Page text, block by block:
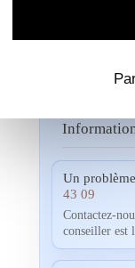
apporte. Nous
Un
43 09
Contactez-
conseiller est